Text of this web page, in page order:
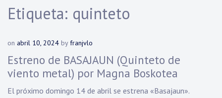
Etiqueta: quinteto
on abril 10, 2024 byfranjvlo
Estreno de BASAJAUN (Quinteto de
viento metal) por Magna Boskotea
El próximo domingo 14 de abril se estrena «Basajaun».